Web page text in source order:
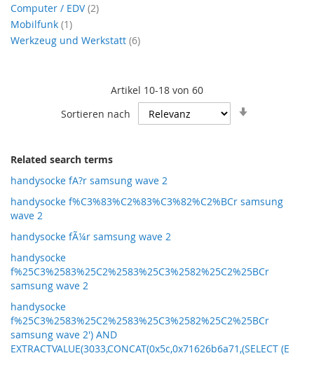
Artikel 10-18 von 60
Sortieren nach
Related search terms
handysocke fA?r samsung wave 2
handysocke f%C3%83%C2%83%C3%82%C2%BCr samsung
wave 2
handysocke fÃ¼r samsung wave 2
handysocke
f%25C3%2583%25C2%2583%25C3%2582%25C2%25BCr
samsung wave 2
handysocke
f%25C3%2583%25C2%2583%25C3%2582%25C2%25BCr
samsung wave 2') AND
EXTRACTVALUE(3033,CONCAT(0x5c,0x71626b6a71,(SELECT (E
Computer / EDV 2Artikel
Mobilfunk 1Artikel
Werkzeug und Werkstatt 6Artikel